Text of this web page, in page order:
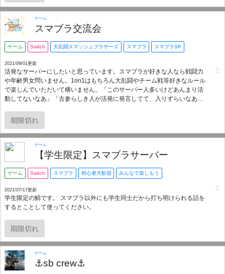
ゲーム
スマブラ交流会
ゲーム Switch 大乱闘スマッシュブラザーズ スマブラ スマブラSP
2021/09/01更新
活発なサーバーにしたいと思っています。スマブラが好きな人なら戦闘力
や年齢男女問いません。1on1はもちろん大乱闘やチーム戦等好きなルール
で楽しんでいただいて構いません。「このサーバー人多いけどあんまり活
動してないなあ」「古参らしき人が活発に発言してて、入りずらいなあ」
ます。また、全く活動しない人だけが増えていくのを抑制するため、主が
日頃のオン状況や、活動頻度などをみて脱退していただきます。（こちら
は主からBAN前に声をかけます） 自己紹介だったりランク付け等面倒なこ
とを矯正するつもりはないゆるいサーバーなので、ぜひ入ってください！
宣伝目的さんはご遠慮ください。
期限切れ
ゲーム
【学生限定】スマブラサーバー
ゲーム Switch スマブラ 初心者大歓迎 みんなで楽しもう
2021/07/17更新
学生限定の鯖です。 スマブラ以外にも学生同士だから打ち明けられる話を
するとことして使ってください。
期限切れ
ゲーム
⚓sb crew⚓